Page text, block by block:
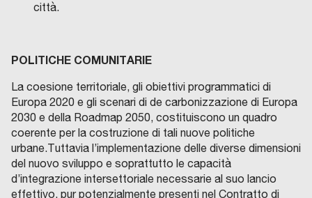
città.
POLITICHE COMUNITARIE
La coesione territoriale, gli obiettivi programmatici di
Europa 2020 e gli scenari di de carbonizzazione di Europa
2030 e della Roadmap 2050, costituiscono un quadro
coerente per la costruzione di tali nuove politiche
urbane.Tuttavia l’implementazione delle diverse dimensioni
del nuovo sviluppo e soprattutto le capacità
d’integrazione intersettoriale necessarie al suo lancio
effettivo, pur potenzialmente presenti nel Contratto di